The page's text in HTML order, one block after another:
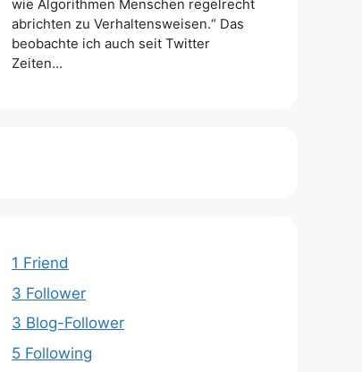
wie Algorithmen Menschen regelrecht
abrichten zu Verhaltensweisen.“ Das
beobachte ich auch seit Twitter
Zeiten…
1 Friend
3 Follower
3 Blog-Follower
5 Following